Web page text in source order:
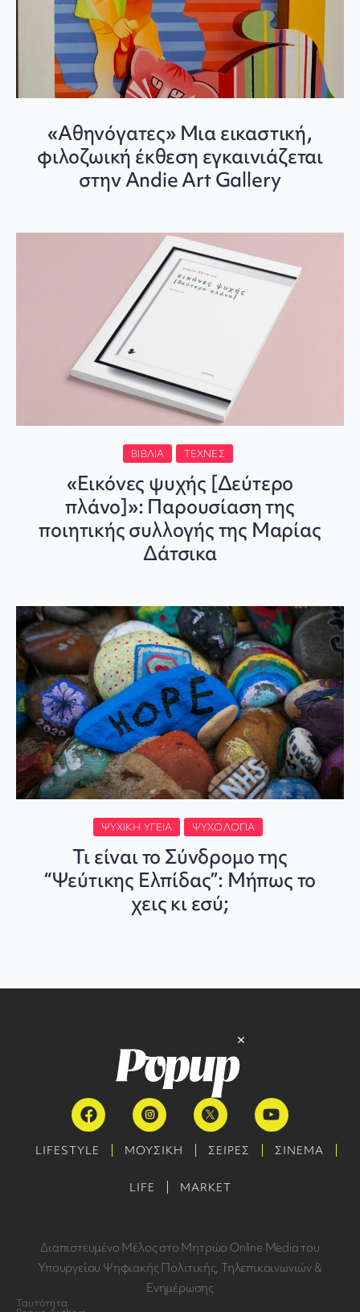
«Αθηνόγατες» Μια εικαστική,
φιλοζωική έκθεση εγκαινιάζεται
στην Andie Art Gallery
ΒΙΒΛΊΑ ΤΈΧΝΕΣ
«Εικόνες ψυχής [Δεύτερο
πλάνο]»: Παρουσίαση της
ποιητικής συλλογής της Μαρίας
Δάτσικα
ΨΥΧΙΚΉ ΥΓΕΊΑ ΨΥΧΟΛΟΓΊΑ
Τι είναι το Σύνδρομο της
“Ψεύτικης Ελπίδας”: Μήπως το
χεις κι εσύ;
LIFESTYLE ΜΟΥΣΙΚΗ ΣΕΙΡΕΣ ΣΙΝΕΜΑ
LIFE MARKET
Διαπιστευμένο Μέλος στο Μητρώο Online Media του
Υπουργείου Ψηφιακής Πολιτικής, Τηλεπικοινωνιών &
Ενημέρωσης
Ταυτότητα